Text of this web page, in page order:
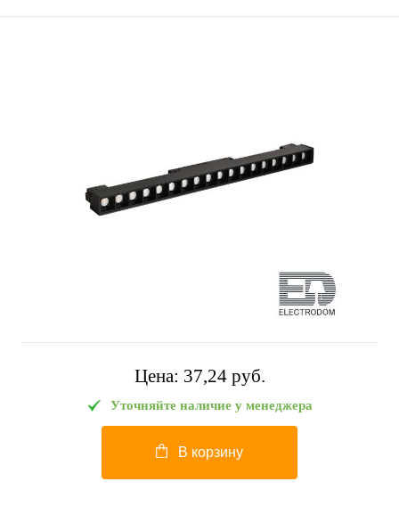
Цена: 37,24 pуб.
Уточняйте наличие у менеджера
В корзину